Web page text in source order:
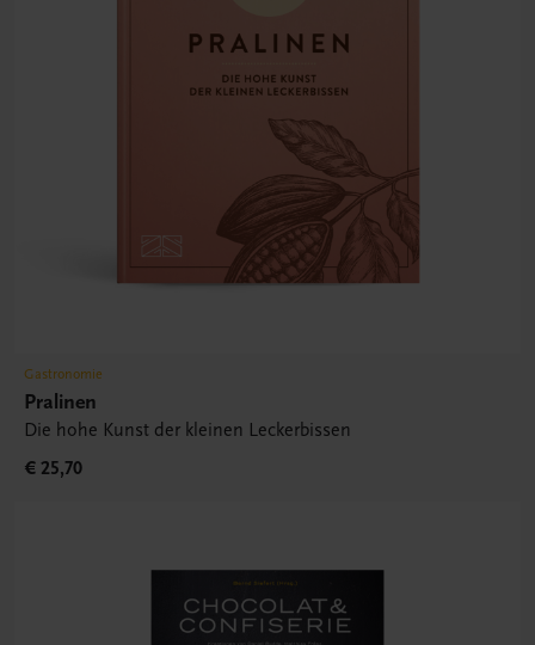
Gastronomie
Pralinen
Die hohe Kunst der kleinen Leckerbissen
€ 25,70